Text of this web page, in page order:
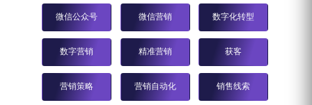
微信公众号 微信营销 数字化转型
数字营销 精准营销 获客
营销策略 营销自动化 销售线索